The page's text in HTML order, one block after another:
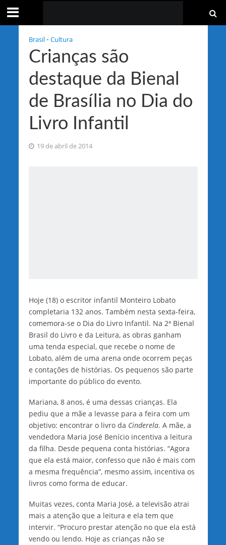
Brasil • Cultura
Crianças são
destaque da Bienal
de Brasília no Dia do
Livro Infantil
19 de abril de 2014
Hoje (18) o escritor infantil Monteiro Lobato
completaria 132 anos. Também nesta sexta-feira,
comemora-se o Dia do Livro Infantil. Na 2ª Bienal
Brasil do Livro e da Leitura, as obras ganham
uma tenda especial, que recebe o nome de
Lobato, além de uma arena onde ocorrem peças
e contações de histórias. Os pequenos são parte
importante do público do evento.
Mariana, 8 anos, é uma dessas crianças. Ela
pediu que a mãe a levasse para a feira com um
objetivo: encontrar o livro da Cinderela. A mãe, a
vendedora Maria José Benício incentiva a leitura
da filha. Desde pequena conta histórias. “Agora
que ela está maior, confesso que não é mais com
a mesma frequência”, mesmo assim, incentiva os
livros como forma de educar.
Muitas vezes, conta Maria José, a televisão atrai
mais a atenção que a leitura e ela tem que
intervir. “Procuro prestar atenção no que ela está
vendo ou lendo. Hoje as crianças não se